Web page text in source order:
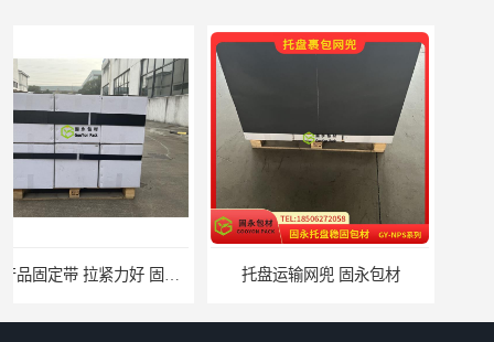
托盘运输网兜 固永包材 托盘打包绑带 固永包材